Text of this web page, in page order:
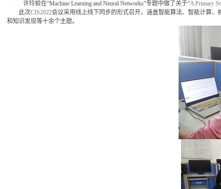
许玲蛟在“Machine Learning and Neural Networks”专题中做了关于“A Primary
此次CIS2022会议采用线上线下同步的形式召开，涵盖智能算法、智能计算
和知识发现等十余个主题。